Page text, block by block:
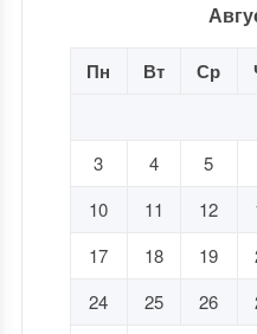
Пн Вт Ср
3
4 5
10
11 12
17
18 19
24
25 26